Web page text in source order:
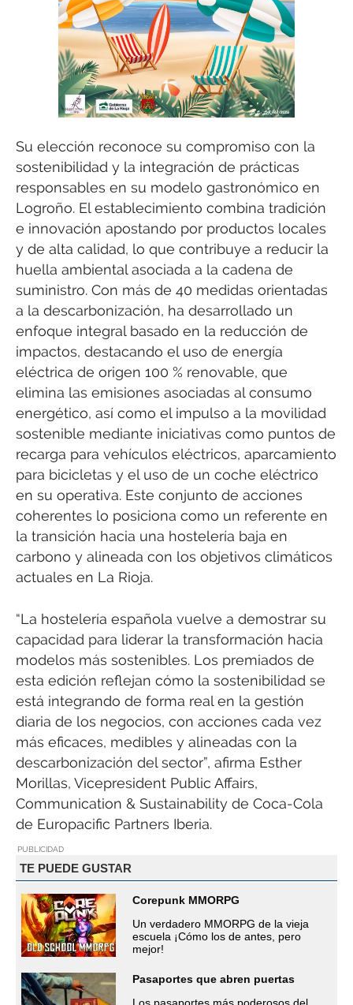
Su elección reconoce su compromiso con la
sostenibilidad y la integración de prácticas
responsables en su modelo gastronómico en
Logroño. El establecimiento combina tradición
e innovación apostando por productos locales
y de alta calidad, lo que contribuye a reducir la
huella ambiental asociada a la cadena de
suministro. Con más de 40 medidas orientadas
a la descarbonización, ha desarrollado un
enfoque integral basado en la reducción de
impactos, destacando el uso de energía
eléctrica de origen 100 % renovable, que
elimina las emisiones asociadas al consumo
energético, así como el impulso a la movilidad
sostenible mediante iniciativas como puntos de
recarga para vehículos eléctricos, aparcamiento
para bicicletas y el uso de un coche eléctrico
en su operativa. Este conjunto de acciones
coherentes lo posiciona como un referente en
la transición hacia una hostelería baja en
carbono y alineada con los objetivos climáticos
actuales en La Rioja.
“La hostelería española vuelve a demostrar su
capacidad para liderar la transformación hacia
modelos más sostenibles. Los premiados de
esta edición reflejan cómo la sostenibilidad se
está integrando de forma real en la gestión
diaria de los negocios, con acciones cada vez
más eficaces, medibles y alineadas con la
descarbonización del sector”, afirma Esther
Morillas, Vicepresident Public Affairs,
Communication & Sustainability de Coca-Cola
de Europacific Partners Iberia.
PUBLICIDAD
TE PUEDE GUSTAR
Corepunk MMORPG
Un verdadero MMORPG de la vieja
escuela ¡Cómo los de antes, pero
mejor!
Pasaportes que abren puertas